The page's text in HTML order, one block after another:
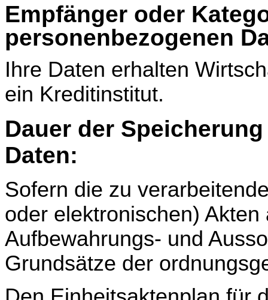
Empfänger oder
personenbezogenen
Ihre Daten erhalten
ein Kreditinstitut.
Dauer der
Daten:
Sofern die zu
oder elektronischen)
Aufbewahrungs- und
Grundsätze der